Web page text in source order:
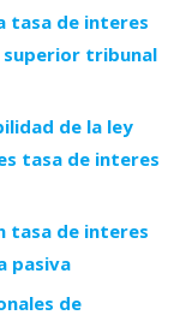
tasa de interes
tribunal
de la ley
tasa de interes
tasa de interes
pasiva
de